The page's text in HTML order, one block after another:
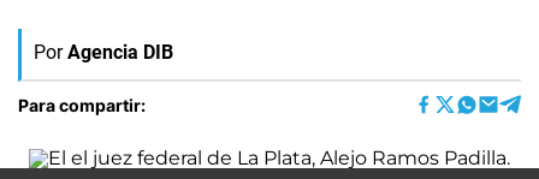
Por Agencia DIB
Para compartir: